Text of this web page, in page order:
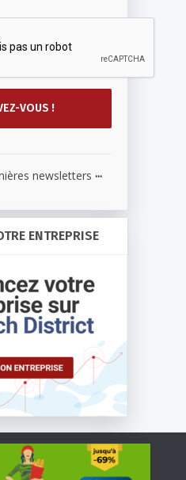
newsletters ...
ENTREPRISE